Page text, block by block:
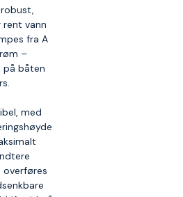
vann
fra A
–
på båten
med
overføres